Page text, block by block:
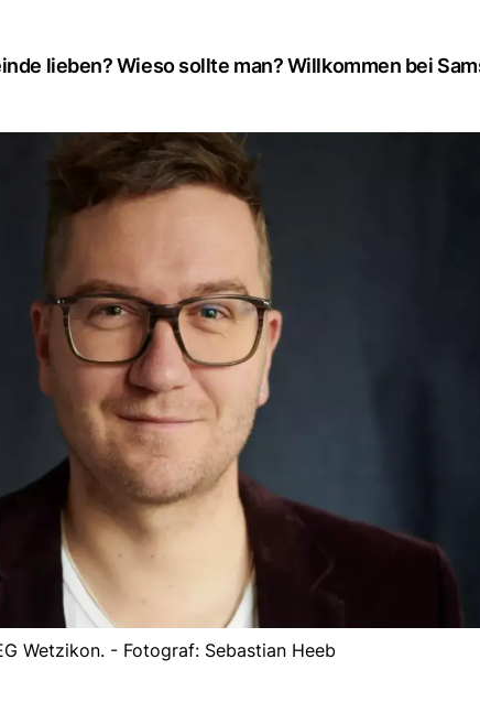
lieben? Wieso sollte man? Willkommen bei
Wetzikon. - Fotograf: Sebastian Heeb